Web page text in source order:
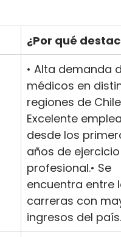
¿Por qué
• Alta demanda
médicos en
regiones de
Excelente
desde los
años de ejercicio
profesional.• Se
encuentra entre
carreras con
ingresos del país.